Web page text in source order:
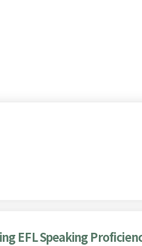
EFL Speaking